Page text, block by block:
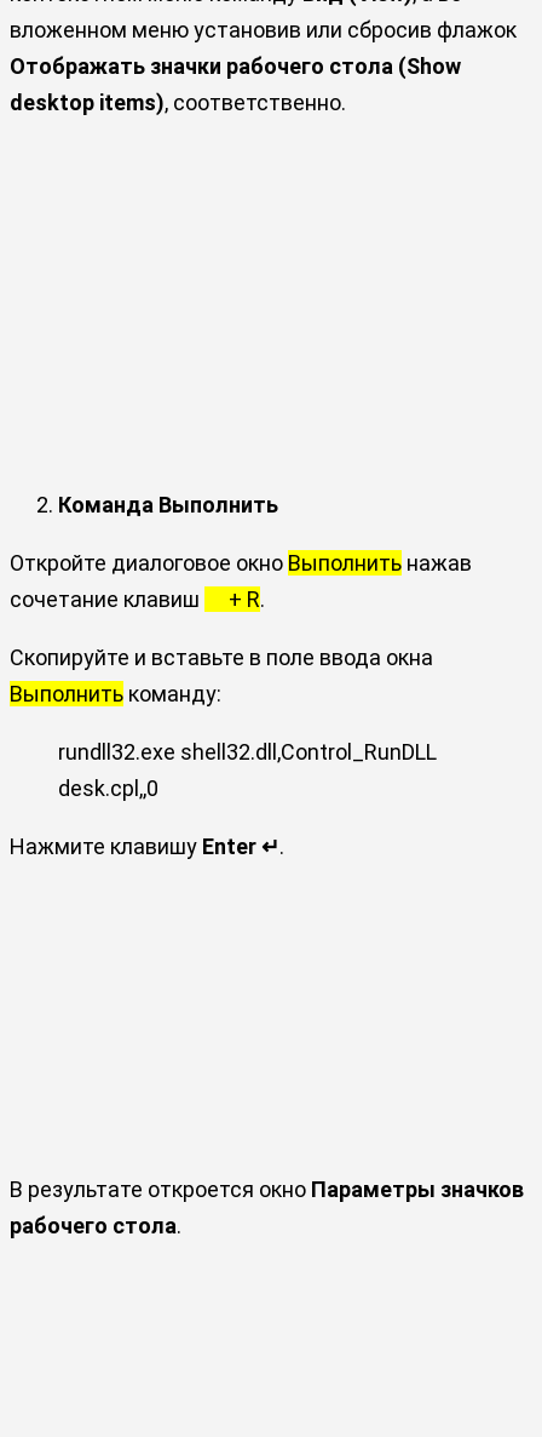
вложенном меню установив или сбросив флажок
Отображать значки рабочего стола (Show
desktop items), соответственно.
Команда Выполнить
Откройте диалоговое окно Выполнить нажав
сочетание клавиш
+ R.
Скопируйте и вставьте в поле ввода окна
Выполнить команду:
rundll32.exe shell32.dll,Control_RunDLL
desk.cpl,,0
Нажмите клавишу Enter ↵.
В результате откроется окно Параметры значков
рабочего стола.